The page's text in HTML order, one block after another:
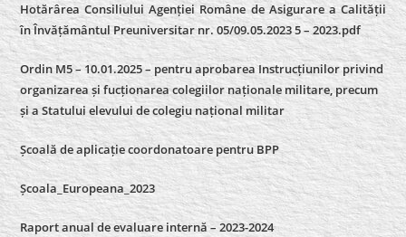
Hotărârea Consiliului Agenției Române de Asigurare a Calității
în Învățământul Preuniversitar nr. 05/09.05.2023 5 – 2023.pdf
Ordin M5 – 10.01.2025 – pentru aprobarea Instrucțiunilor privind
organizarea și fucționarea colegiilor naționale militare, precum
și a Statului elevului de colegiu național militar
Școală de aplicație coordonatoare pentru BPP
Școala_Europeana_2023
Raport anual de evaluare internă – 2023-2024